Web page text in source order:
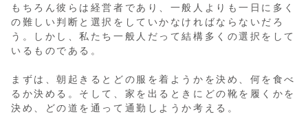
もちろん彼らは経営者であり、一般人よりも一日に多く
の難しい判断と選択をしていかなければならないだろ
う。しかし、私たち一般人だって結構多くの選択をして
いるものである。
まずは、朝起きるとどの服を着ようかを決め、何を食べ
るか決める。そして、家を出るときにどの靴を履くかを
決め、どの道を通って通勤しようか考える。